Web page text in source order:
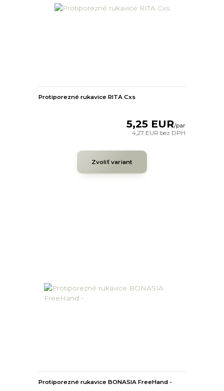
Protiporezné rukavice RITA Cxs
5,25 EUR/par
4,27 EUR bez DPH
Zvoliť variant
Protiporezné rukavice BONASIA FreeHand -